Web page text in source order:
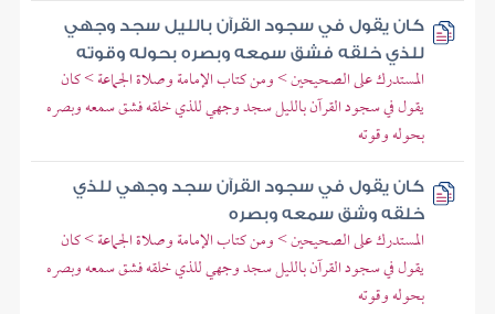
كان يقول في سجود القرآن بالليل سجد وجهي
للذي خلقه فشق سمعه وبصره بحوله وقوته
المستدرك على الصحيحين > ومن كتاب الإمامة وصلاة الجماعة > كان
يقول في سجود القرآن بالليل سجد وجهي للذي خلقه فشق سمعه وبصره
بحوله وقوته
كان يقول في سجود القرآن سجد وجهي للذي
خلقه وشق سمعه وبصره
المستدرك على الصحيحين > ومن كتاب الإمامة وصلاة الجماعة > كان
يقول في سجود القرآن بالليل سجد وجهي للذي خلقه فشق سمعه وبصره
بحوله وقوته